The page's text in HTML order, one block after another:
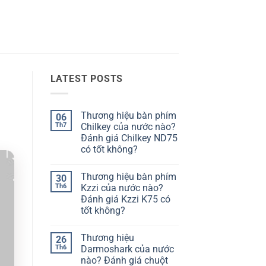
LATEST POSTS
06
Th7
Thương hiệu bàn phím
Chilkey của nước nào?
Đánh giá Chilkey ND75
có tốt không?
bình
luận
ở
Thương
hiệu
bàn
của
nước
nào?
Đánh
30
Th6
Thương hiệu bàn phím
Kzzi của nước nào?
Đánh giá Kzzi K75 có
tốt không?
bình
luận
ở
Thương
26
Th6
Thương hiệu
Darmoshark của nước
nào? Đánh giá chuột